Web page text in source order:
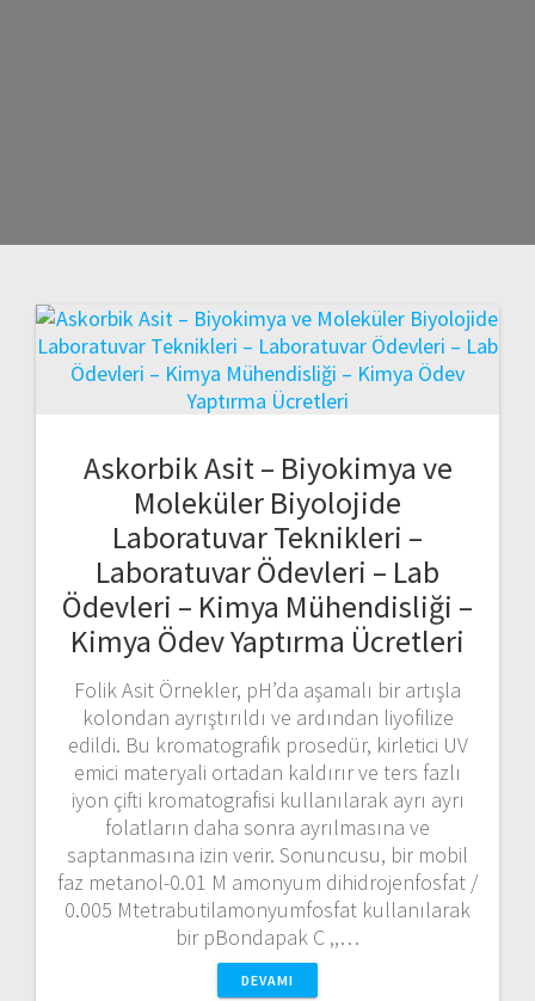
Askorbik Asit – Biyokimya ve
Moleküler Biyolojide
Laboratuvar Teknikleri –
Laboratuvar Ödevleri – Lab
Ödevleri – Kimya Mühendisliği –
Kimya Ödev Yaptırma Ücretleri
Folik Asit Örnekler, pH’da aşamalı bir artışla
kolondan ayrıştırıldı ve ardından liyofilize
edildi. Bu kromatografik prosedür, kirletici UV
emici materyali ortadan kaldırır ve ters fazlı
iyon çifti kromatografisi kullanılarak ayrı ayrı
folatların daha sonra ayrılmasına ve
saptanmasına izin verir. Sonuncusu, bir mobil
faz metanol-0.01 M amonyum dihidrojenfosfat /
0.005 Mtetrabutilamonyumfosfat kullanılarak
bir pBondapak C ,,…
DEVAMI